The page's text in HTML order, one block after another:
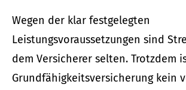
Wegen der klar festgelegten
Leistungsvoraussetzungen sind
dem Versicherer selten. Trotzdem
Grundfähigkeitsversicherung kein